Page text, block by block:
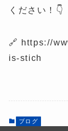
ください！👇
🔗 https://
is-stich
ブログ